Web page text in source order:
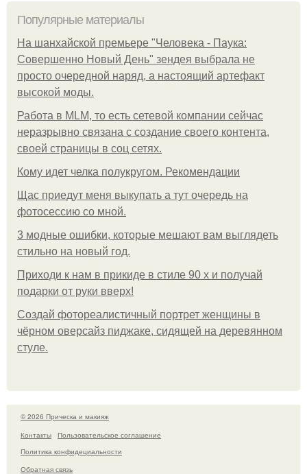
Популярные материалы
На шанхайской премьере "Человека - Паука:
Совершенно Новый День" зендея выбрала не
просто очередной наряд, а настоящий артефакт
высокой моды.
Работа в MLM, то есть сетевой компании сейчас
неразрывно связана с создание своего контента,
своей страницы в соц сетях.
Кому идет челка полукругом. Рекомендации
Щас приедут меня выкупать а тут очередь на
фотосессию со мной.
3 модные ошибки, которые мешают вам выглядеть
стильно на новый год.
Приходи к нам в прикиде в стиле 90 х и получай
подарки от руки вверх!
Создай фотореалистичный портрет женщины в
чёрном оверсайз пиджаке, сидящей на деревянном
стуле.
© 2026 Прическа и макияж
Контакты
Пользовательское соглашение
Политика конфидециальности
Обратная связь